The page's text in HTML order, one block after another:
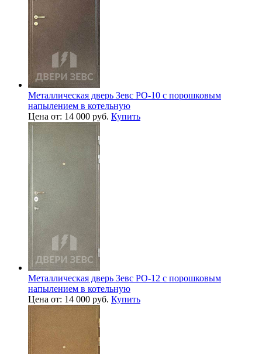
Металлическая дверь Зевс PO-10 с порошковым
напылением в котельную
Цена от: 14 000 руб. Купить
Металлическая дверь Зевс PO-12 с порошковым
напылением в котельную
Цена от: 14 000 руб. Купить